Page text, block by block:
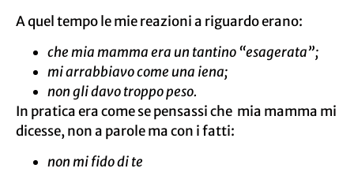
A quel tempo le mie reazioni a riguardo erano:
che mia mamma era un tantino “esagerata”;
mi arrabbiavo come una iena;
non gli davo troppo peso.
In pratica era come se pensassi che mia mamma mi
dicesse, non a parole ma con i fatti:
non mi fido di te